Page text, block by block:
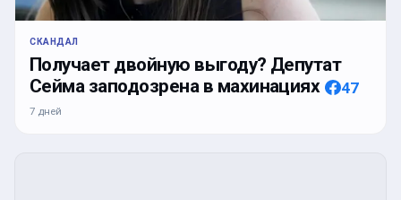
СКАНДАЛ
Получает двойную выгоду? Депутат
Сейма заподозрена в махинациях
47
7 дней